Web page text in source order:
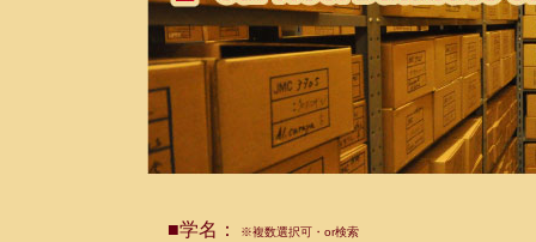
■学名： ※複数選択可・or検索